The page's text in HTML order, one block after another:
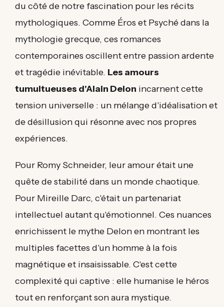
du côté de notre fascination pour les récits
mythologiques. Comme Éros et Psyché dans la
mythologie grecque, ces romances
contemporaines oscillent entre passion ardente
et tragédie inévitable. Les amours
tumultueuses d'Alain Delon incarnent cette
tension universelle : un mélange d'idéalisation et
de désillusion qui résonne avec nos propres
expériences.
Pour Romy Schneider, leur amour était une
quête de stabilité dans un monde chaotique.
Pour Mireille Darc, c'était un partenariat
intellectuel autant qu'émotionnel. Ces nuances
enrichissent le mythe Delon en montrant les
multiples facettes d'un homme à la fois
magnétique et insaisissable. C'est cette
complexité qui captive : elle humanise le héros
tout en renforçant son aura mystique.